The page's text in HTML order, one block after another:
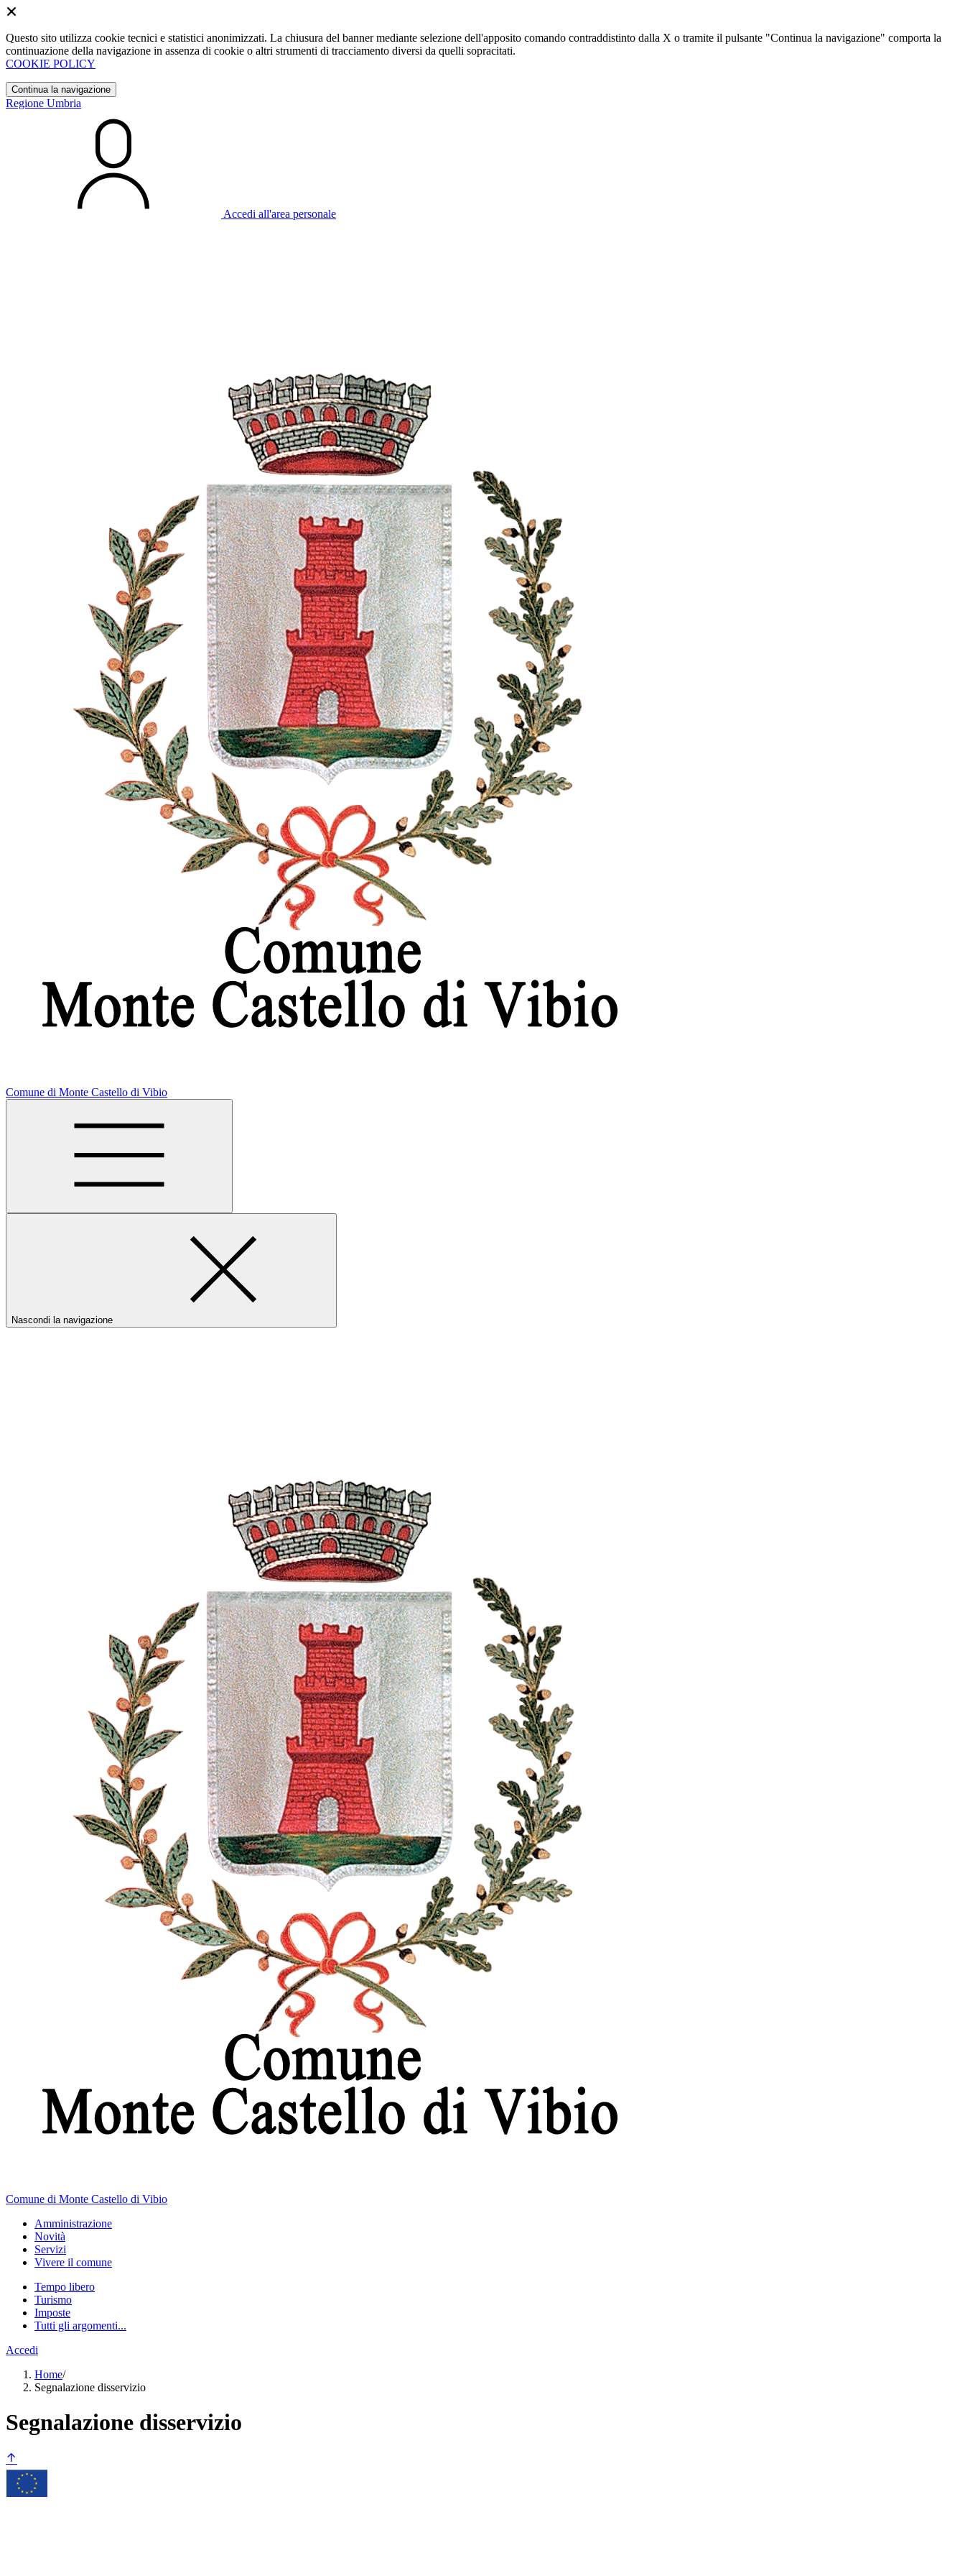
Questo sito utilizza cookie tecnici e statistici anonimizzati. La chiusura del banner mediante selezione dell'apposito comando contraddistinto dalla X o tramite il pulsante "Continua la navigazione" comporta la
continuazione della navigazione in assenza di cookie o altri strumenti di tracciamento diversi da quelli sopracitati.
COOKIE POLICY
Continua la navigazione
Regione Umbria
Accedi all'area personale
Comune di Monte Castello di Vibio
Nascondi la navigazione
Comune di Monte Castello di Vibio
Amministrazione
Novità
Servizi
Vivere il comune
Tempo libero
Turismo
Imposte
Tutti gli argomenti...
Accedi
Home/
Segnalazione disservizio
Segnalazione disservizio